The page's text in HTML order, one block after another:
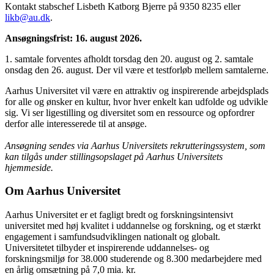
Kontakt stabschef Lisbeth Katborg Bjerre på 9350 8235 eller
likb@au.dk.
Ansøgningsfrist: 16. august 2026.
1. samtale forventes afholdt torsdag den 20. august og 2. samtale
onsdag den 26. august. Der vil være et testforløb mellem samtalerne.
Aarhus Universitet vil være en attraktiv og inspirerende arbejdsplads
for alle og ønsker en kultur, hvor hver enkelt kan udfolde og udvikle
sig. Vi ser ligestilling og diversitet som en ressource og opfordrer
derfor alle interesserede til at ansøge.
Ansøgning sendes via Aarhus Universitets rekrutteringssystem, som
kan tilgås under stillingsopslaget på Aarhus Universitets
hjemmeside.
Om Aarhus Universitet
Aarhus Universitet er et fagligt bredt og forskningsintensivt
universitet med høj kvalitet i uddannelse og forskning, og et stærkt
engagement i samfundsudviklingen nationalt og globalt.
Universitetet tilbyder et inspirerende uddannelses- og
forskningsmiljø for 38.000 studerende og 8.300 medarbejdere med
en årlig omsætning på 7,0 mia. kr.